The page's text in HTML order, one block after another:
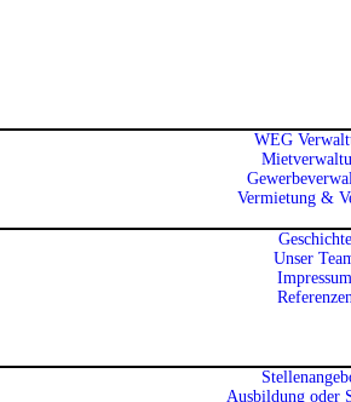
WEG
Vermietung &
Geschichte
Unser
Impressum
Ausbildung oder